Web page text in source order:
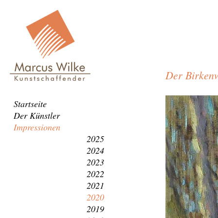
Navigation
überspringen
Startseite
Der Künstler
Impressionen
2025
2024
2023
2022
2021
2020
2019
Der
Der
Birkenweg